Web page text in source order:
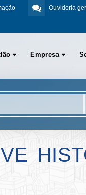
Ouvidoria
Empresa